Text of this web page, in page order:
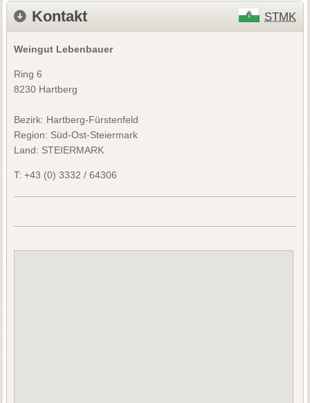
Kontakt STMK
Weingut Lebenbauer
Ring 6
8230 Hartberg
Bezirk: Hartberg-Fürstenfeld
Region: Süd-Ost-Steiermark
Land: STEIERMARK
T: +43 (0) 3332 / 64306